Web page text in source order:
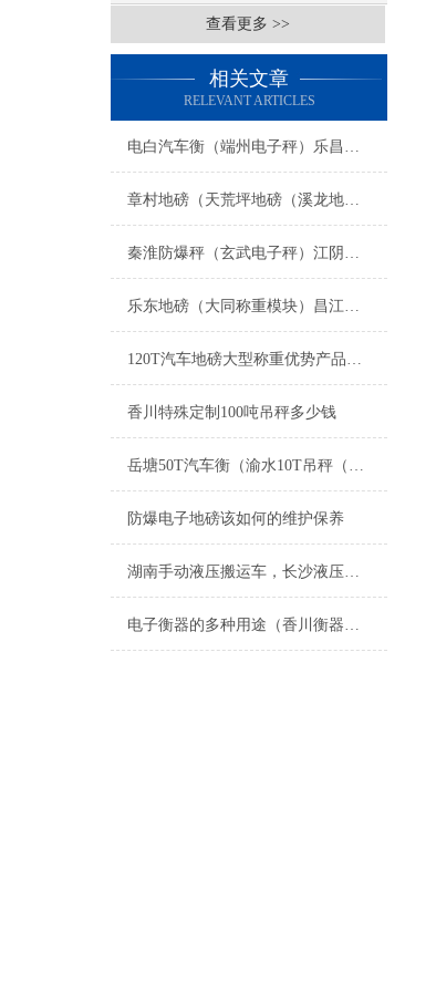
查看更多 >>
相关文章
RELEVANT ARTICLES
电白汽车衡（端州电子秤）乐昌防爆秤）新丰便携式地磅维修
章村地磅（天荒坪地磅（溪龙地磅（上墅地磅）山川地磅）递铺地磅维修
秦淮防爆秤（玄武电子秤）江阴称重模块）黄浦防爆秤）上海电子秤维修
乐东地磅（大同称重模块）昌江称重模块）白沙便携式汽车衡维修
120T汽车地磅大型称重优势产品推荐
香川特殊定制100吨吊秤多少钱
岳塘50T汽车衡（渝水10T吊秤（北塔轨道电子秤）石峰200T地磅维修
防爆电子地磅该如何的维护保养
湖南手动液压搬运车，长沙液压搬运秤，叉车秤
电子衡器的多种用途（香川衡器的现在与未来）